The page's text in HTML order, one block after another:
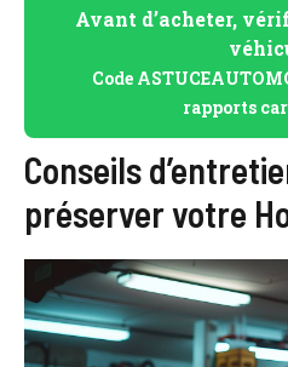
Avant d’acheter,
Code
rapports
Conseils
préserver votre